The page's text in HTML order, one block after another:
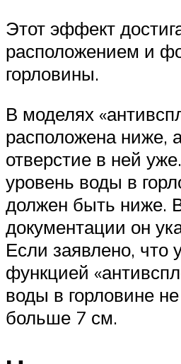
Этот эффект
расположением и
горловины.
В моделях
расположена ниже,
отверстие в ней
уровень воды в
должен быть ниже.
документации он
Если заявлено, что
функцией
воды в горловине
больше 7 см.